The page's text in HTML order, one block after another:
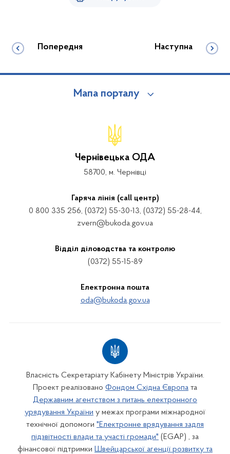
Попередня Наступна
Мапа порталу
Чернівецька ОДА
58700, м. Чернівці
Гаряча лінія (call центр)
0 800 335 256, (0372) 55-30-13, (0372) 55-28-44,
zvern@bukoda.gov.ua
Відділ діловодства та контролю
(0372) 55-15-89
Електронна пошта
oda@bukoda.gov.ua
Власність Секретаріату Кабінету Міністрів України.
Проект реалізовано Фондом Східна Європа та
Державним агентством з питань електронного
урядування України у межах програми міжнародної
технічної допомоги "Електронне врядування задля
підзвітності влади та участі громади" (EGAP) , за
фінансової підтримки Швейцарської агенції розвитку та